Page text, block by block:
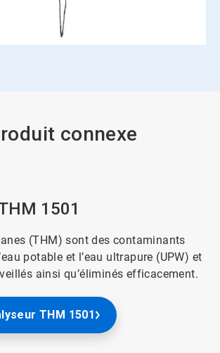
connexe
1501
(THM) sont des contaminants
potable et l’eau ultrapure (UPW) et
ainsi qu’éliminés efficacement.
THM 1501